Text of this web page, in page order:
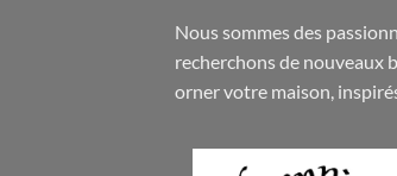
Nous sommes des
recherchons de nouveaux
orner votre maison,